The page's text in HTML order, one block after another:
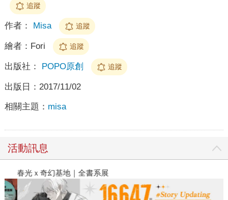
追蹤
作者： Misa 追蹤
繪者： Fori 追蹤
出版社： POPO原創 追蹤
出版日： 2017/11/02
相關主題： misa
活動訊息
春光ｘ奇幻基地｜全書系展